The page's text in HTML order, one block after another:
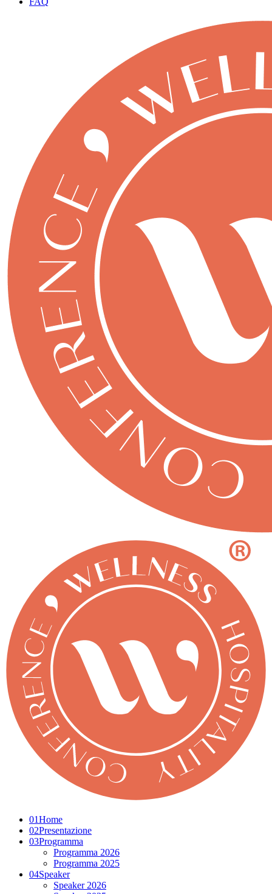
01Home
02Presentazione
03Programma
Programma 2026
Programma 2025
04Speaker
Speaker 2026